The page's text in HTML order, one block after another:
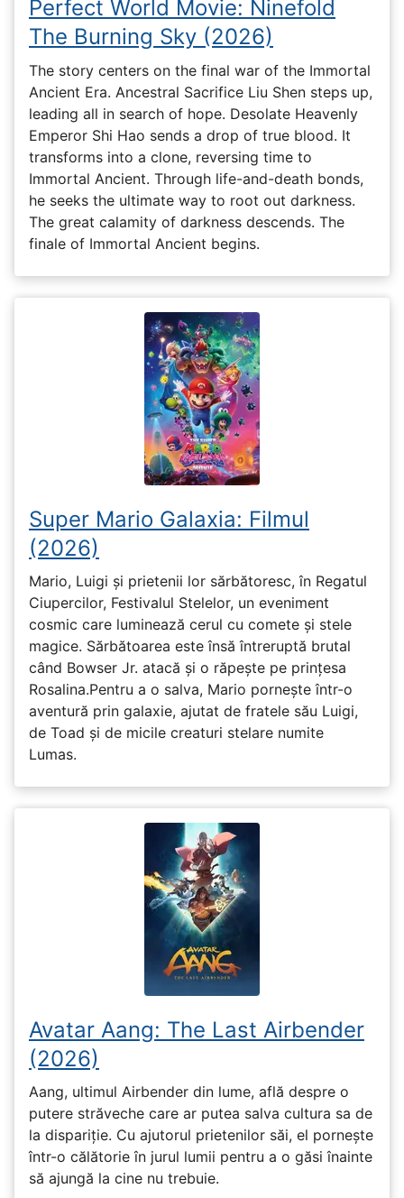
Perfect World Movie: Ninefold
The Burning Sky (2026)
The story centers on the final war of the Immortal
Ancient Era. Ancestral Sacrifice Liu Shen steps up,
leading all in search of hope. Desolate Heavenly
Emperor Shi Hao sends a drop of true blood. It
transforms into a clone, reversing time to
Immortal Ancient. Through life-and-death bonds,
he seeks the ultimate way to root out darkness.
The great calamity of darkness descends. The
finale of Immortal Ancient begins.
Super Mario Galaxia: Filmul
(2026)
Mario, Luigi și prietenii lor sărbătoresc, în Regatul
Ciupercilor, Festivalul Stelelor, un eveniment
cosmic care luminează cerul cu comete și stele
magice. Sărbătoarea este însă întreruptă brutal
când Bowser Jr. atacă și o răpește pe prinţesa
Rosalina.Pentru a o salva, Mario pornește într-o
aventură prin galaxie, ajutat de fratele său Luigi,
de Toad și de micile creaturi stelare numite
Lumas.
Avatar Aang: The Last Airbender
(2026)
Aang, ultimul Airbender din lume, află despre o
putere străveche care ar putea salva cultura sa de
la dispariție. Cu ajutorul prietenilor săi, el pornește
într-o călătorie în jurul lumii pentru a o găsi înainte
să ajungă la cine nu trebuie.